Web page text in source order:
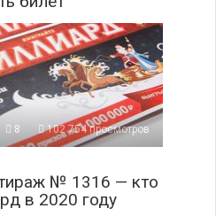
8 102 754 просмотров
№ 1316 — кто
в 2020 году